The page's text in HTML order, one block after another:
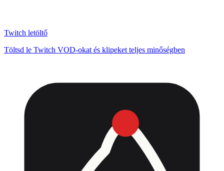
Twitch letöltő
Töltsd le Twitch VOD-okat és klipeket teljes minőségben